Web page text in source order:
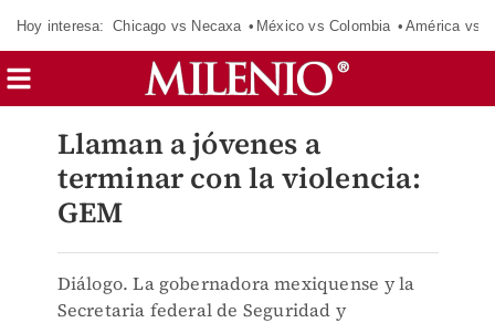
Hoy interesa: Chicago vs Necaxa México vs Colombia América vs
Llaman a jóvenes a
terminar con la violencia:
GEM
Diálogo. La gobernadora mexiquense y la
Secretaria federal de Seguridad y